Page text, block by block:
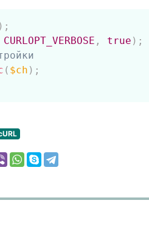
) ;
CURLOPT_VERBOSE , true ) ;
( $ch ) ;